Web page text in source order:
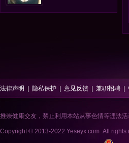
法律声明 隐私保护 意见反馈 兼职招聘
推崇健康交友，禁止利用本站从事色情等违法
Copyright © 2013-2022 Yeseyx.com .All rights